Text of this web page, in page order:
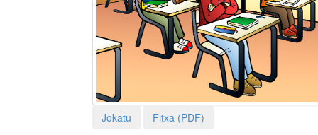
Jokatu Fitxa (PDF)